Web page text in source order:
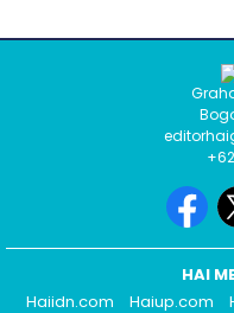
HAI
Haiidn.com
Haiup.com